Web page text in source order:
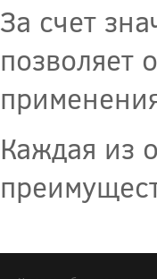
За счет
позволяет
Каждая из